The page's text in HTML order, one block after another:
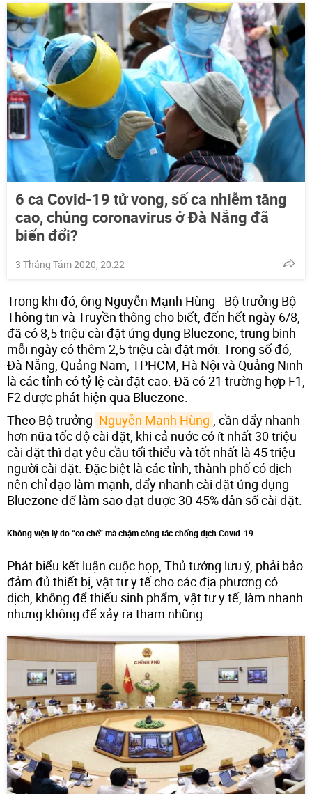
6 ca Covid-19 tử vong, số ca nhiễm tăng
cao, chủng coronavirus ở Đà Nẵng đã
biến đổi?
3 Tháng Tám 2020, 20:22
Trong khi đó, ông Nguyễn Mạnh Hùng - Bộ trưởng Bộ
Thông tin và Truyền thông cho biết, đến hết ngày 6/8,
đã có 8,5 triệu cài đặt ứng dụng Bluezone, trung bình
mỗi ngày có thêm 2,5 triệu cài đặt mới. Trong số đó,
Đà Nẵng, Quảng Nam, TPHCM, Hà Nội và Quảng Ninh
là các tỉnh có tỷ lệ cài đặt cao. Đã có 21 trường hợp F1,
F2 được phát hiện qua Bluezone.
Theo Bộ trưởng Nguyễn Mạnh Hùng , cần đẩy nhanh
hơn nữa tốc độ cài đặt, khi cả nước có ít nhất 30 triệu
cài đặt thì đạt yêu cầu tối thiểu và tốt nhất là 45 triệu
người cài đặt. Đặc biệt là các tỉnh, thành phố có dịch
nên chỉ đạo làm mạnh, đẩy nhanh cài đặt ứng dụng
Bluezone để làm sao đạt được 30-45% dân số cài đặt.
Không viện lý do “cơ chế” mà chậm công tác chống dịch Covid-19
Phát biểu kết luận cuộc họp, Thủ tướng lưu ý, phải bảo
đảm đủ thiết bị, vật tư y tế cho các địa phương có
dịch, không để thiếu sinh phẩm, vật tư y tế, làm nhanh
nhưng không để xảy ra tham nhũng.